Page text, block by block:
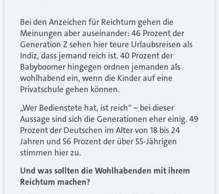
Bei den Anzeichen für Reichtum gehen die
Meinungen aber auseinander: 46 Prozent der
Generation Z sehen hier teure Urlaubsreisen als
Indiz, dass jemand reich ist. 40 Prozent der
Babyboomer hingegen ordnen jemanden als
wohlhabend ein, wenn die Kinder auf eine
Privatschule gehen können.
„Wer Bedienstete hat, ist reich“ – bei dieser
Aussage sind sich die Generationen eher einig. 49
Prozent der Deutschen im Alter von 18 bis 24
Jahren und 56 Prozent der über 55-Jährigen
stimmen hier zu.
Und was sollten die Wohlhabenden mit ihrem
Reichtum machen?